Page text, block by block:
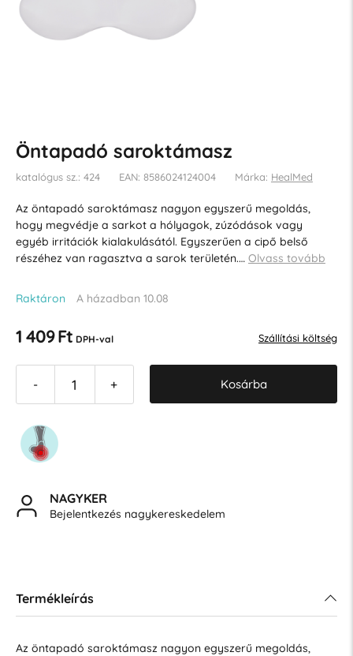
Öntapadó saroktámasz
katalógus sz.: 424 EAN: 8586024124004 Márka: HealMed
Az öntapadó saroktámasz nagyon egyszerű megoldás,
hogy megvédje a sarkot a hólyagok, zúzódások vagy
egyéb irritációk kialakulásától. Egyszerűen a cipő belső
részéhez van ragasztva a sarok területén.… Olvass tovább
Raktáron A házadban 10.08
1 409 Ft DPH-val Szállítási költség
- + Kosárba
NAGYKER
Bejelentkezés nagykereskedelem
Termékleírás
Az öntapadó saroktámasz nagyon egyszerű megoldás,